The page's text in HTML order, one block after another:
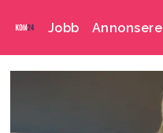
Jobb Annonsere
Emne: